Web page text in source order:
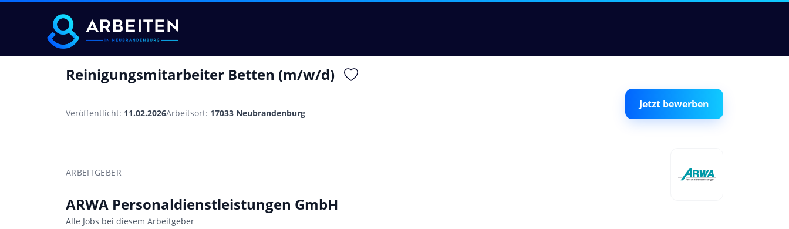
Reinigungsmitarbeiter Betten (m/w/d)
Veröffentlicht: 11.02.2026Arbeitsort: 17033 Neubrandenburg
Jetzt bewerben
ARBEITGEBER
ARWA Personaldienstleistungen GmbH
Alle Jobs bei diesem Arbeitgeber